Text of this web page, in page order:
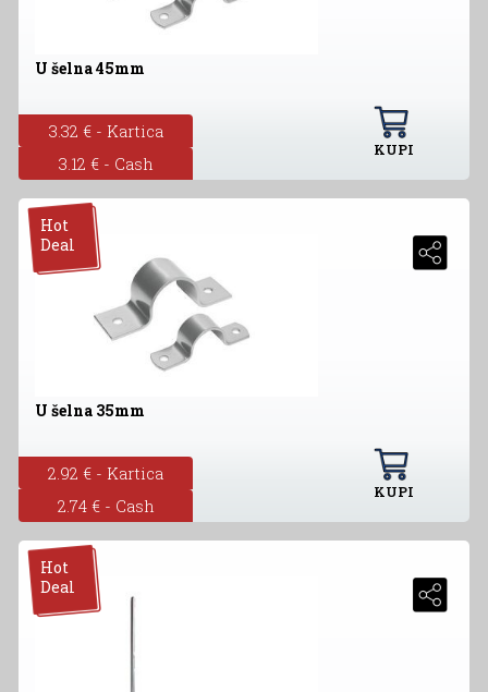
U šelna 45mm
3.32 € - Kartica
3.12 € - Cash
KUPI
Hot
Deal
U šelna 35mm
2.92 € - Kartica
2.74 € - Cash
KUPI
Hot
Deal